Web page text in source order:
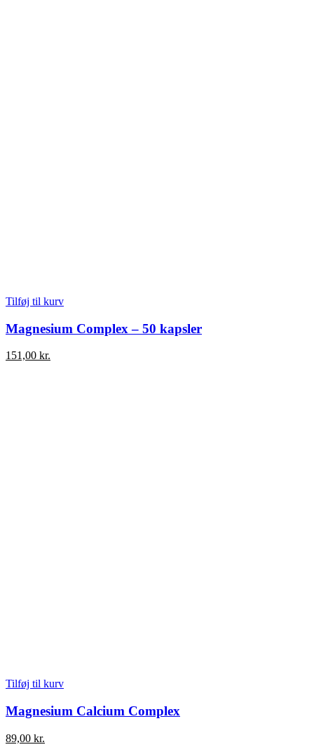
Tilføj til kurv
Magnesium Complex – 50 kapsler
151,00 kr.
Tilføj til kurv
Magnesium Calcium Complex
89,00 kr.